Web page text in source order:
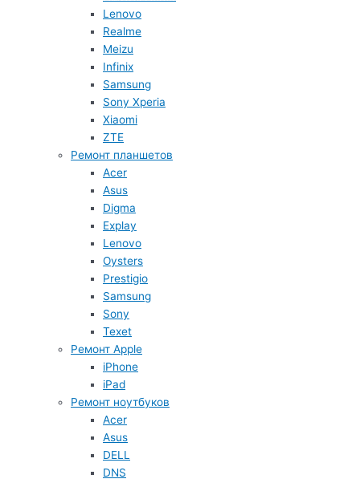
Lenovo
Realme
Meizu
Infinix
Samsung
Sony Xperia
Xiaomi
ZTE
Ремонт планшетов
Acer
Asus
Digma
Explay
Lenovo
Oysters
Prestigio
Samsung
Sony
Texet
Ремонт Apple
iPhone
iPad
Ремонт ноутбуков
Acer
Asus
DELL
DNS